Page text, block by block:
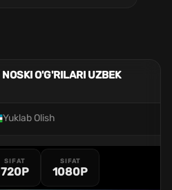
O'G'RILARI UZBEK
Yuklab Olish
SIFAT
720P
SIFAT
1080P